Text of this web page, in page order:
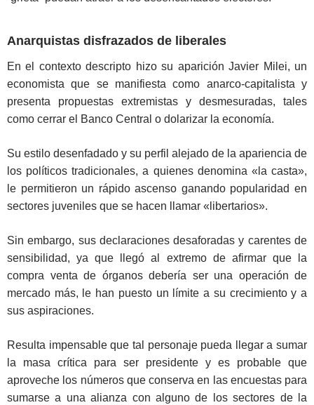
Anarquistas disfrazados de liberales
En el contexto descripto hizo su aparición Javier Milei, un
economista que se manifiesta como anarco-capitalista y
presenta propuestas extremistas y desmesuradas, tales
como cerrar el Banco Central o dolarizar la economía.
Su estilo desenfadado y su perfil alejado de la apariencia de
los políticos tradicionales, a quienes denomina «la casta»,
le permitieron un rápido ascenso ganando popularidad en
sectores juveniles que se hacen llamar «libertarios».
Sin embargo, sus declaraciones desaforadas y carentes de
sensibilidad, ya que llegó al extremo de afirmar que la
compra venta de órganos debería ser una operación de
mercado más, le han puesto un límite a su crecimiento y a
sus aspiraciones.
Resulta impensable que tal personaje pueda llegar a sumar
la masa crítica para ser presidente y es probable que
aproveche los números que conserva en las encuestas para
sumarse a una alianza con alguno de los sectores de la